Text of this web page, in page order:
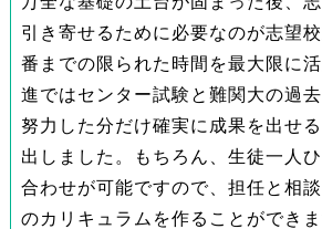
引き寄せるために必要なのが志望
番までの限られた時間を最大限に
進ではセンター試験と難関大の過去
努力した分だけ確実に成果を出せ
出しました。もちろん、生徒一人
合わせが可能ですので、担任と相
のカリキュラムを作ることができ